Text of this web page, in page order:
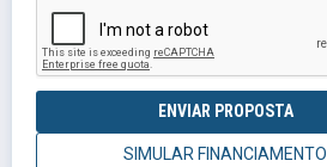
ENVIAR PROPOSTA
SIMULAR FINANCIAMENTO